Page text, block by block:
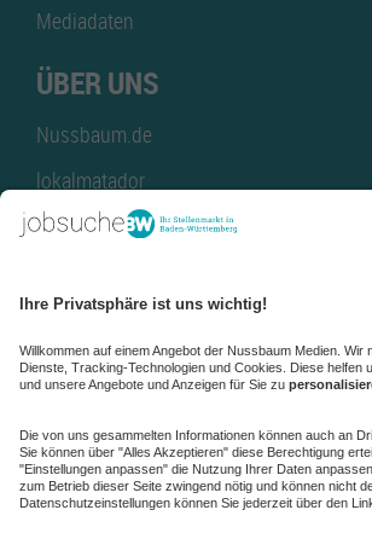
Mediadaten
ÜBER UNS
Nussbaum.de
lokalmatador
kaufinBW
NussbaumID
Nussbaum Medien
de.jobble.org